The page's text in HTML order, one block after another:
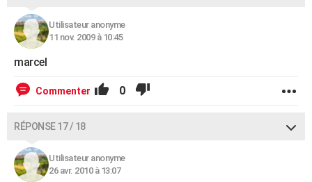
Utilisateur anonyme
11 nov. 2009 à 10:45
marcel
Commenter 0
RÉPONSE 17 / 18
Utilisateur anonyme
26 avr. 2010 à 13:07